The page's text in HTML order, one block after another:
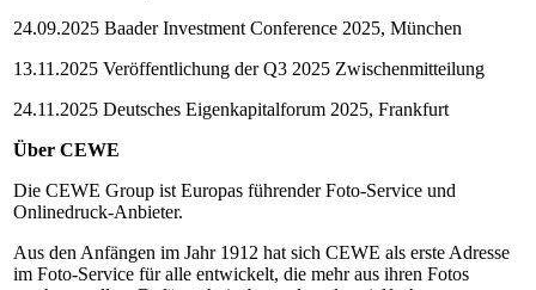
24.09.2025 Baader Investment Conference 2025, München
13.11.2025 Veröffentlichung der Q3 2025 Zwischenmitteilung
24.11.2025 Deutsches Eigenkapitalforum 2025, Frankfurt
Über CEWE
Die CEWE Group ist Europas führender Foto-Service und
Onlinedruck-Anbieter.
Aus den Anfängen im Jahr 1912 hat sich CEWE als erste Adresse
im Foto-Service für alle entwickelt, die mehr aus ihren Fotos